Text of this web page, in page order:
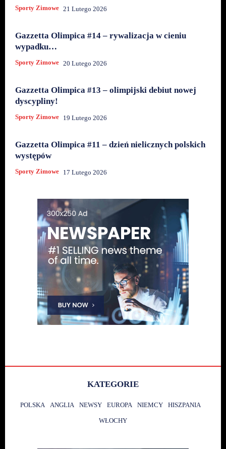
Sporty Zimowe 21 Lutego 2026
Gazzetta Olimpica #14 – rywalizacja w cieniu
wypadku…
Sporty Zimowe 20 Lutego 2026
Gazzetta Olimpica #13 – olimpijski debiut nowej
dyscypliny!
Sporty Zimowe 19 Lutego 2026
Gazzetta Olimpica #11 – dzień nielicznych polskich
występów
Sporty Zimowe 17 Lutego 2026
KATEGORIE
POLSKA ANGLIA NEWSY EUROPA NIEMCY HISZPANIA
WŁOCHY